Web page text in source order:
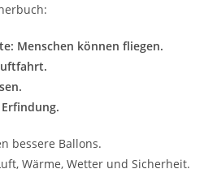
Menschen können fliegen.
bessere Ballons.
Wärme, Wetter und Sicherheit.